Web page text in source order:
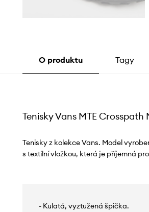
O produktu Tagy
Tenisky Vans MTE Crosspath
Tenisky z kolekce Vans. Model
s textilní vložkou, která je příjemná
- Kulatá, vyztužená špička.